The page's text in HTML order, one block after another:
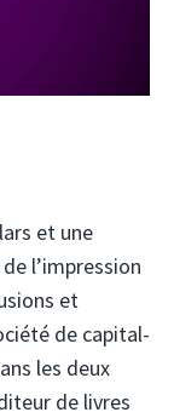
et une
l’impression
et
de capital-
les deux
de livres